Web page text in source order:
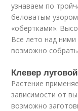
узнаваем по
беловатым
«обертками».
Все лето над ними
возможно
Клевер
Растение
зависимости от
возможно